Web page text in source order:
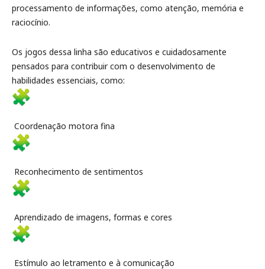
processamento de informações, como atenção, memória e
raciocínio.
Os jogos dessa linha são educativos e cuidadosamente
pensados para contribuir com o desenvolvimento de
habilidades essenciais, como:
Coordenação motora fina
Reconhecimento de sentimentos
Aprendizado de imagens, formas e cores
Estímulo ao letramento e à comunicação